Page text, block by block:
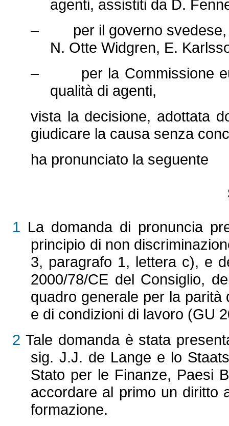
agenti, assistiti da D.
– per il governo svedese,
N. Otte Widgren, E.
– per la Commissione
qualità di agenti,
vista la decisione, adottata
giudicare la causa senza
ha pronunciato la seguente
1 La domanda di pronuncia
principio di non
3, paragrafo 1, lettera c), e
2000/78/CE del Consiglio,
quadro generale per la
e di condizioni di lavoro (GU
2 Tale domanda è stata
sig. J.J. de Lange e lo
Stato per le Finanze, Paesi
accordare al primo un diritto
formazione.